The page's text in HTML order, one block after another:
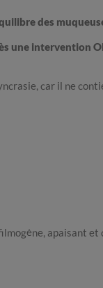
des
une intervention
car il ne
apaisant